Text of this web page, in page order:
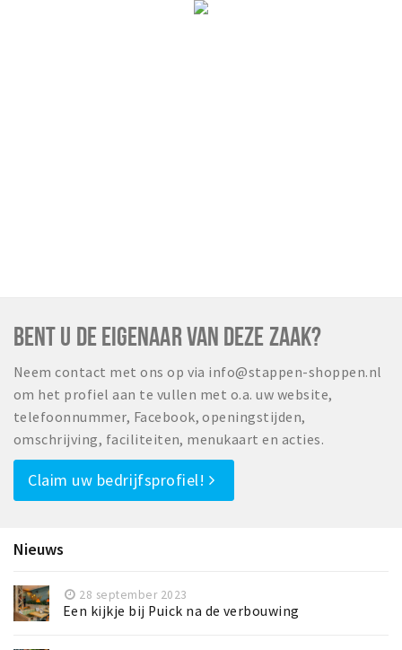
Inloggen
BENT U DE EIGENAAR VAN DEZE ZAAK?
Neem contact met ons op via info@stappen-shoppen.nl
om het profiel aan te vullen met o.a. uw website,
telefoonnummer, Facebook, openingstijden,
omschrijving, faciliteiten, menukaart en acties.
Claim uw bedrijfsprofiel!
Nieuws
28 september 2023
Een kijkje bij Puick na de verbouwing